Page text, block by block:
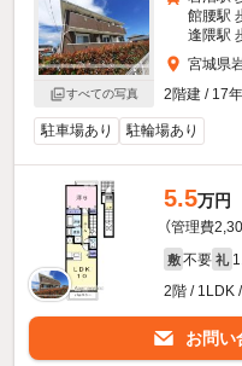
すべての写真
館腰駅
逢隈駅
宮城県
2階建 / 17
駐車場あり 駐輪場あり
5.5万円
（管理費
敷 不要 礼
2階 / 1LDK
お問い